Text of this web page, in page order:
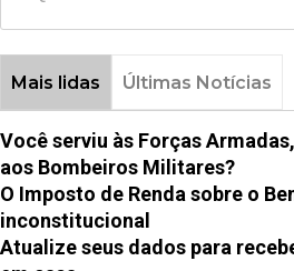
Mais lidas Últimas Notícias
Você serviu às Forças
aos Bombeiros Militares?
O Imposto de Renda sobre o
inconstitucional
Atualize seus dados para